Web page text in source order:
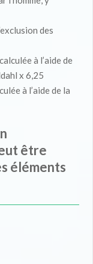
des
à l’aide de
x 6,25
à l’aide de la
être
éléments